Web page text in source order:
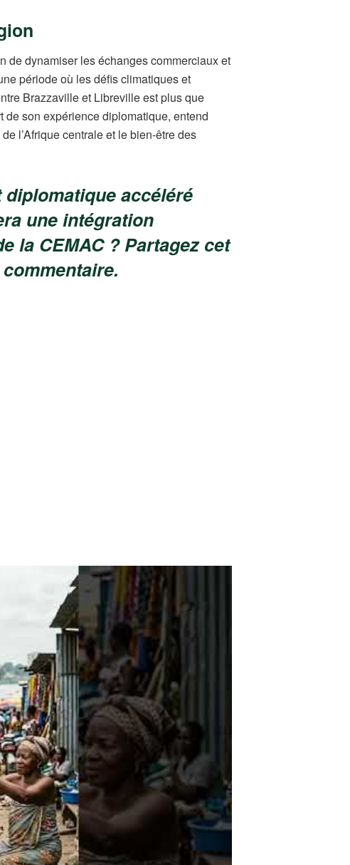
de dynamiser les échanges commerciaux et
période où les défis climatiques et
Brazzaville et Libreville est plus que
son expérience diplomatique, entend
l’Afrique centrale et le bien-être des
accéléré
une intégration
la CEMAC ? Partagez cet